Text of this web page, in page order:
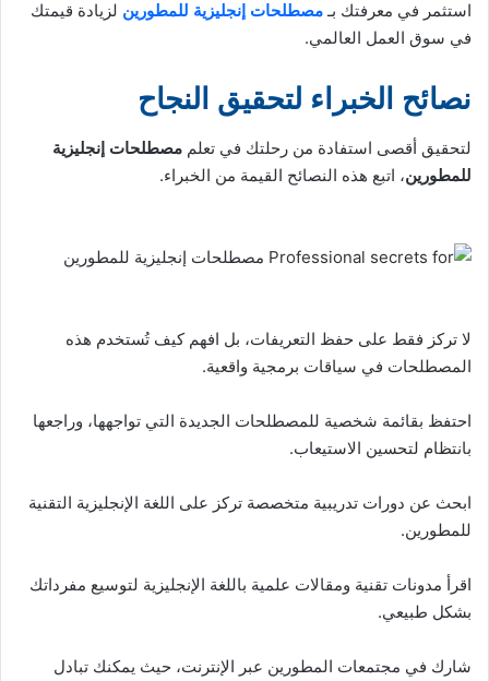
استثمر في معرفتك بـمصطلحات إنجليزية للمطورين لزيادة قيمتك
في سوق العمل العالمي.
نصائح الخبراء لتحقيق النجاح
لتحقيق أقصى استفادة من رحلتك في تعلم مصطلحات إنجليزية
للمطورين، اتبع هذه النصائح القيمة من الخبراء.
لا تركز فقط على حفظ التعريفات، بل افهم كيف تُستخدم هذه
المصطلحات في سياقات برمجية واقعية.
احتفظ بقائمة شخصية للمصطلحات الجديدة التي تواجهها، وراجعها
بانتظام لتحسين الاستيعاب.
ابحث عن دورات تدريبية متخصصة تركز على اللغة الإنجليزية التقنية
للمطورين.
اقرأ مدونات تقنية ومقالات علمية باللغة الإنجليزية لتوسيع مفرداتك
بشكل طبيعي.
شارك في مجتمعات المطورين عبر الإنترنت، حيث يمكنك تبادل